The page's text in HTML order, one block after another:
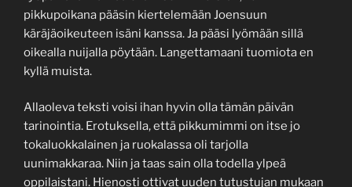
pikkupoikana pääsin kiertelemään Joensuun
käräjäoikeuteen isäni kanssa. Ja pääsi lyömään sillä
oikealla nuijalla pöytään. Langettamaani tuomiota en
kyllä muista.
Allaoleva teksti voisi ihan hyvin olla tämän päivän
tarinointia. Erotuksella, että pikkumimmi on itse jo
tokaluokkalainen ja ruokalassa oli tarjolla
uunimakkaraa. Niin ja taas sain olla todella ylpeä
oppilaistani. Hienosti ottivat uuden tutustujan mukaan